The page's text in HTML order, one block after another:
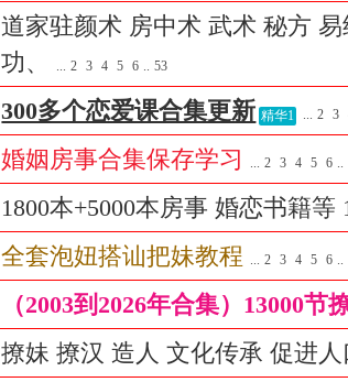
道家驻颜术 房中术 武术 秘方
功、
... 2 3 4 5 6 .. 53
300多个恋爱课合集更新 精华1 ... 2 3
婚姻房事合集保存学习 ... 2 3 4 5 6 ..
1800本+5000本房事 婚恋书籍等
全套泡妞搭讪把妹教程 ... 2 3 4 5 6 ..
（2003到2026年合集）13000
撩妹 撩汉 造人 文化传承 促进